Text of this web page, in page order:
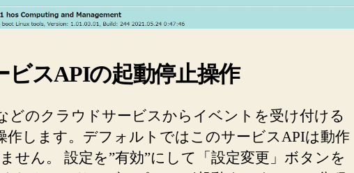
ア
ー
ダ
ウ
ン
ロ
ビスAPIの起動停止操作
どのクラウドサービスからイベントを受け付ける
作します。デフォルトではこのサービスAPIは動作
せん。 設定を”有効”にして「設定変更」ボタンを